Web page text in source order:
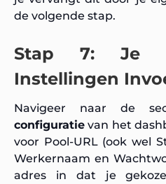
de volgende stap.
Stap 7: Je
Instellingen
Navigeer naar de
configuratie van het
voor Pool-URL (ook wel
Werkernaam en
adres in dat je